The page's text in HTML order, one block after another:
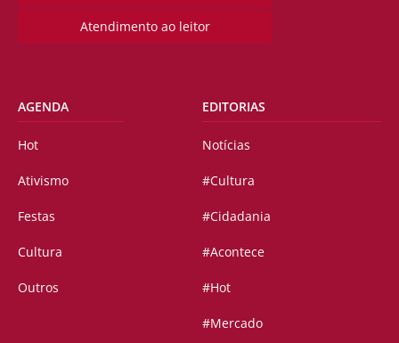
Atendimento ao leitor
AGENDA
Hot
Ativismo
Festas
Cultura
Outros
EDITORIAS
Notícias
#Cultura
#Cidadania
#Acontece
#Hot
#Mercado